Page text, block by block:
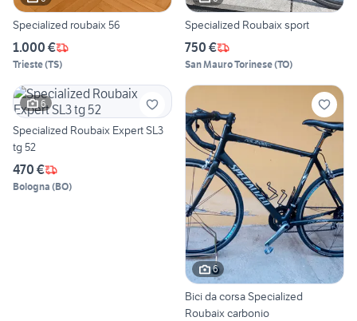
Specialized roubaix 56
1.000 €
Trieste(TS)
Specialized Roubaix sport
750 €
San Mauro Torinese(TO)
6
Specialized Roubaix Expert SL3
tg 52
470 €
Bologna (BO)
6
Bici da corsa Specialized
Roubaix carbonio